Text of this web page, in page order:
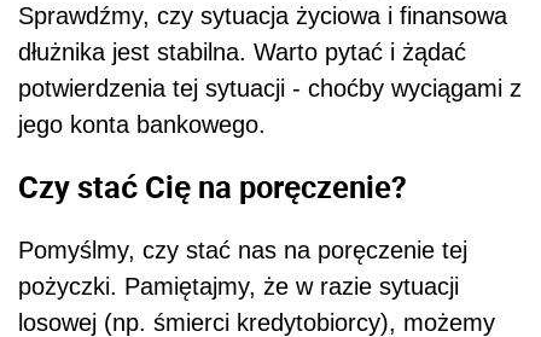
Sprawdźmy, czy sytuacja życiowa i finansowa
dłużnika jest stabilna. Warto pytać i żądać
potwierdzenia tej sytuacji - choćby wyciągami z
jego konta bankowego.
Czy stać Cię na poręczenie?
Pomyślmy, czy stać nas na poręczenie tej
pożyczki. Pamiętajmy, że w razie sytuacji
losowej (np. śmierci kredytobiorcy), możemy